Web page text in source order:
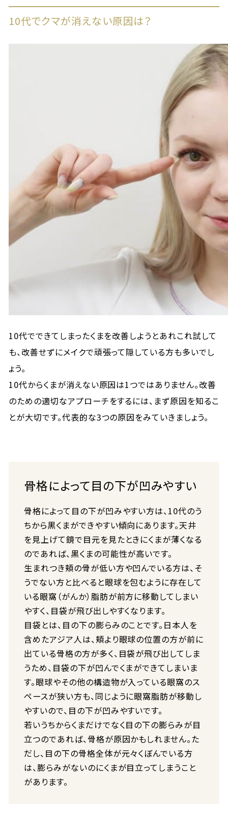
10代でクマが消えない原因は？
10代でできてしまったくまを改善しようとあれこれ試して
も、改善せずにメイクで頑張って隠している方も多いでし
ょう。
10代からくまが消えない原因は1つではありません。改善
のための適切なアプローチをするには、まず原因を知るこ
とが大切です。代表的な3つの原因をみていきましょう。
骨格によって目の下が凹みやすい
骨格によって目の下が凹みやすい方は、10代のう
ちから黒くまができやすい傾向にあります。天井
を見上げて鏡で目元を見たときにくまが薄くなる
のであれば、黒くまの可能性が高いです。
生まれつき頬の骨が低い方や凹んでいる方は、そ
うでない方と比べると眼球を包むように存在して
いる眼窩（がんか）脂肪が前方に移動してしまい
やすく、目袋が飛び出しやすくなります。
目袋とは、目の下の膨らみのことです。日本人を
含めたアジア人は、頬より眼球の位置の方が前に
出ている骨格の方が多く、目袋が飛び出してしま
うため、目袋の下が凹んでくまができてしまいま
す。眼球やその他の構造物が入っている眼窩のス
ペースが狭い方も、同じように眼窩脂肪が移動し
やすいので、目の下が凹みやすいです。
若いうちからくまだけでなく目の下の膨らみが目
立つのであれば、骨格が原因かもしれません。た
だし、目の下の骨格全体が元々くぼんでいる方
は、膨らみがないのにくまが目立ってしまうこと
があります。